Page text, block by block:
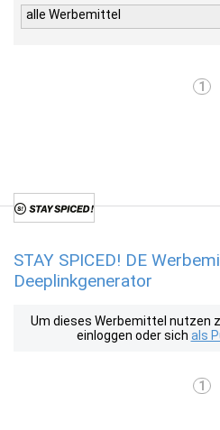
alle Werbemittel
1
STAY SPICED! DE
Deeplinkgenerator
Um dieses Werbemittel nutzen
einloggen oder sich als
1